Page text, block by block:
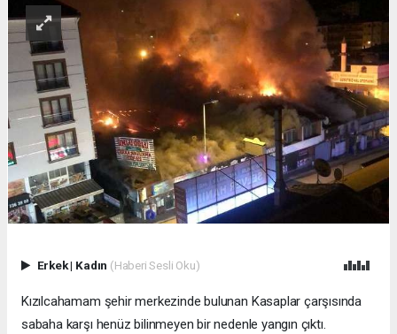
Erkek| Kadın (Haberi Sesli Oku)
Kızılcahamam şehir merkezinde bulunan Kasaplar çarşısında
sabaha karşı henüz bilinmeyen bir nedenle yangın çıktı.